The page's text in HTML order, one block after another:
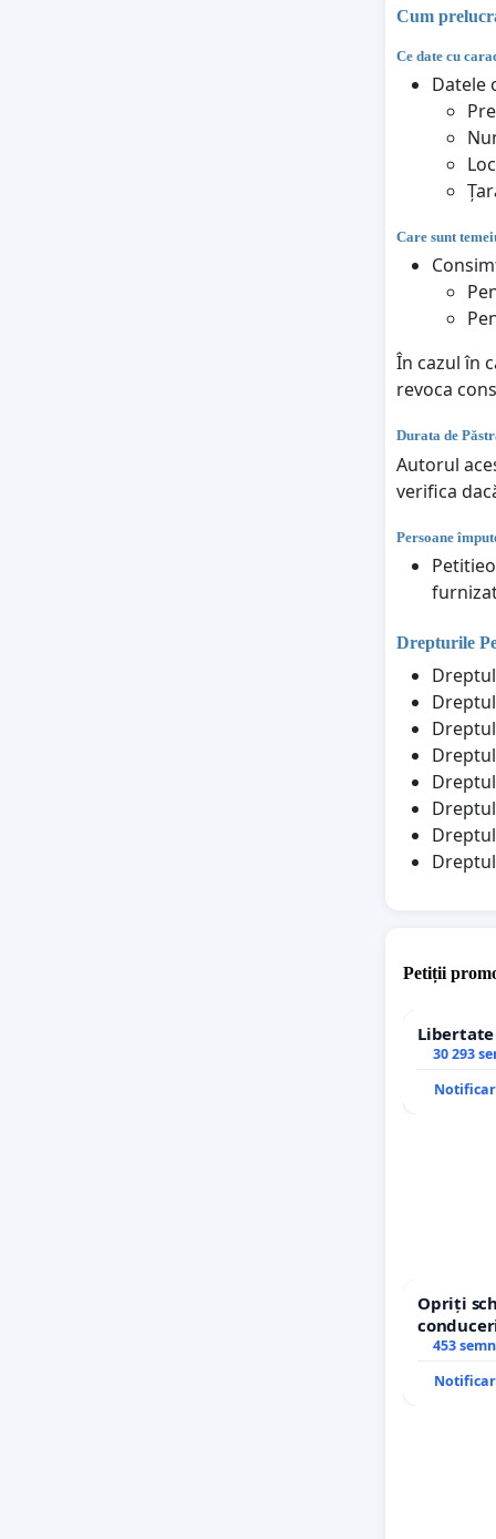
Cum
Ce date cu
Datele
Care sunt
În cazul în
revoca
Durata de
Autorul
verifica
Persoane
Drepturile
Petiții
Libertate
30 293
Opriți
453